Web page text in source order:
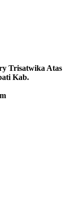
Trisatwika Atas
Kab.